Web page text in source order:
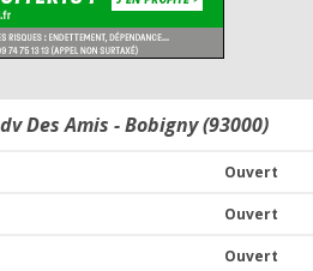
Des Amis - Bobigny (93000)
Ouvert
Ouvert
Ouvert